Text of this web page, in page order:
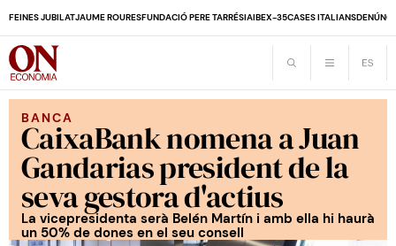
FEINES JUBILATJAUME ROURESFUNDACIÓ PERE TARRÉSIAIBEX-35CASES ITALIANS
BANCA
CaixaBank nomena a Juan
Gandarias president de la
seva gestora d'actius
La vicepresidenta serà Belén Martín i amb ella hi haurà
un 50% de dones en el seu consell